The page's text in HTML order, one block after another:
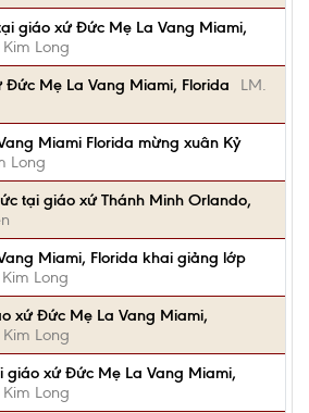
giáo xứ Đức Mẹ La Vang Miami,
Long
Đức Mẹ La Vang Miami, Florida
LM.
Miami Florida mừng xuân Kỷ
Long
tại giáo xứ Thánh Minh Orlando,
Miami, Florida khai giảng lớp
Long
xứ Đức Mẹ La Vang Miami,
Long
giáo xứ Đức Mẹ La Vang Miami,
Long